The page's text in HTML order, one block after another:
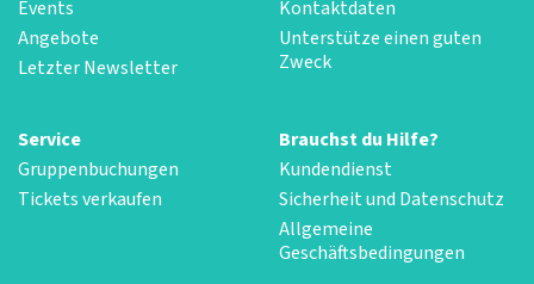
Events
Angebote
Letzter Newsletter
Kontaktdaten
Unterstütze einen guten
Zweck
Service
Gruppenbuchungen
Tickets verkaufen
Brauchst du Hilfe?
Kundendienst
Sicherheit und Datenschutz
Allgemeine
Geschäftsbedingungen